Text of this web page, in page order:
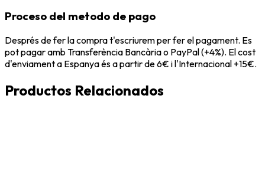
Proceso del metodo de pago
Després de fer la compra t'escriurem per fer el pagament. Es
pot pagar amb Transferència Bancària o PayPal (+4%). El cost
d'enviament a Espanya és a partir de 6€ i l'Internacional +15€.
Productos Relacionados